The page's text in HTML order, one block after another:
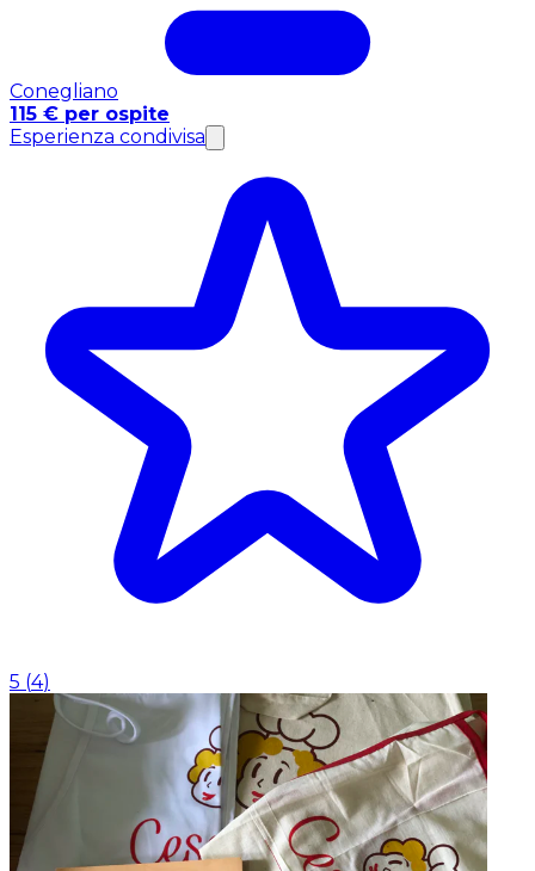
Conegliano
115 € per ospite
Esperienza condivisa
5 (4)